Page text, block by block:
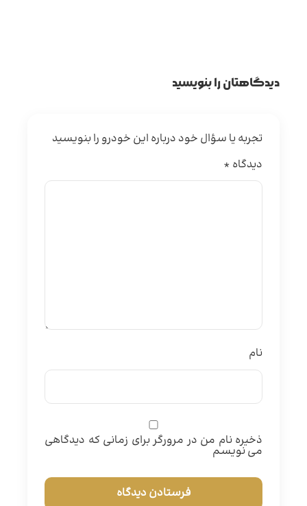
دیدگاهتان را بنویسید
تجربه یا سؤال خود درباره این خودرو را بنویسید
دیدگاه *
نام
ذخیره نام من در مرورگر برای زمانی که دیدگاهی
می نویسم